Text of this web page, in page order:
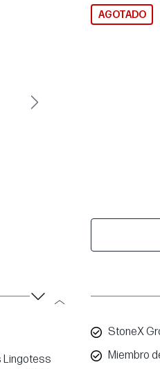
Siguiente
AGOTADO
Lingotess
StoneX
Miembro